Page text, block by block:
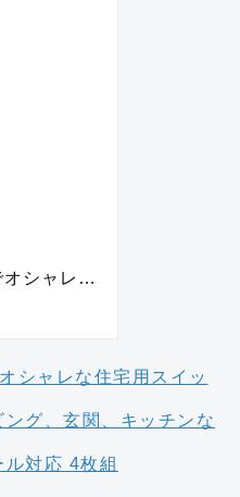
シャレな住宅用スイッ
グ、玄関、キッチンな
対応 4枚組